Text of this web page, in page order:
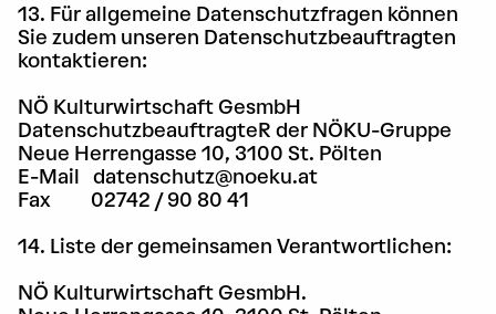
13. Für allgemeine Datenschutzfragen können
Sie zudem unseren Datenschutzbeauftragten
kontaktieren:
NÖ Kulturwirtschaft GesmbH
DatenschutzbeauftragteR der NÖKU-Gruppe
Neue Herrengasse 10, 3100 St. Pölten
E-Mail datenschutz@noeku.at
Fax 02742 / 90 80 41
14. Liste der gemeinsamen Verantwortlichen:
NÖ Kulturwirtschaft GesmbH.